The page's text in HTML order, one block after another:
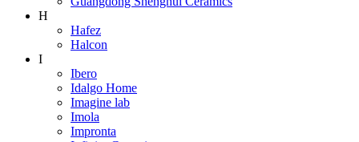
H
Hafez
Halcon
I
Ibero
Idalgo Home
Imagine lab
Imola
Impronta